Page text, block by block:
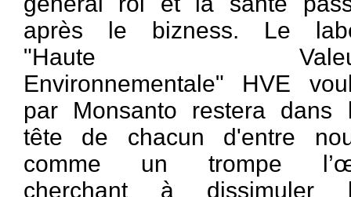
après le bizness. Le
"Haute
Environnementale" HVE
par Monsanto restera dans
tête de chacun d'entre
comme un trompe
cherchant à dissimuler